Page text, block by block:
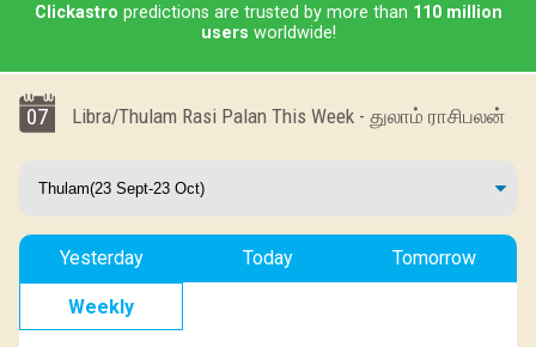
Clickastro predictions are trusted by more than 110 million
users worldwide!
07 Libra/Thulam Rasi Palan This Week - துலாம் ராசிபலன்
Yesterday Today Tomorrow
Weekly